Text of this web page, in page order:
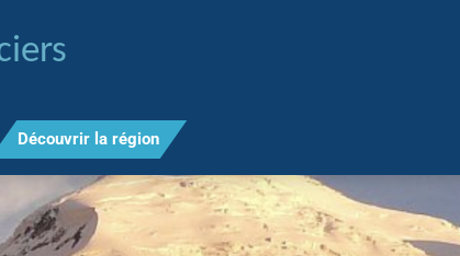
Découvrir la région